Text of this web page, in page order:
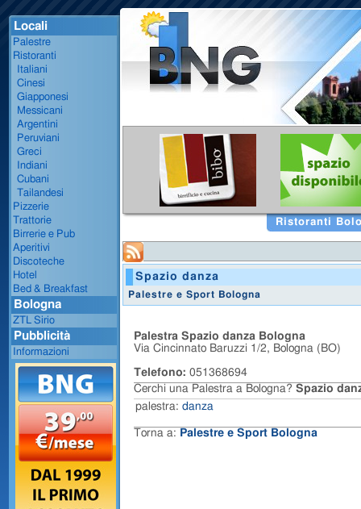
Spazio danza
Palestre e Sport Bologna
Palestra Spazio danza Bologna
Via Cincinnato Baruzzi 1/2, Bologna (BO)
Telefono: 051368694
Cerchi una Palestra a Bologna? Spazio
palestra: danza
Torna a: Palestre e Sport Bologna
Locali
Palestre
Ristoranti
Italiani
Cinesi
Giapponesi
Messicani
Argentini
Peruviani
Greci
Indiani
Cubani
Tailandesi
Pizzerie
Trattorie
Birrerie e Pub
Aperitivi
Discoteche
Hotel
Bed & Breakfast
Bologna
ZTL Sirio
Pubblicità
Informazioni
Ristoranti